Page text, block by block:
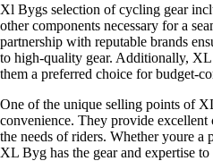
Xl Bygs selection of cycling gear
other components necessary for a
partnership with reputable brands
to high-quality gear. Additionally,
them a preferred choice for budget-
One of the unique selling points of
convenience. They provide excellent
the needs of riders. Whether youre a
XL Byg has the gear and expertise